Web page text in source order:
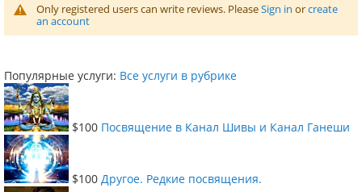
Only registered users can write reviews. PleaseSign in orcreate
an account
Популярные услуги: Все услуги в рубрике
$100 Посвящение в Канал Шивы и Канал Ганеши
$100 Другое. Редкие посвящения.